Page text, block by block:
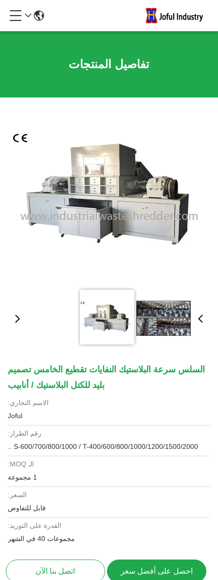
تفاصيل المنتجات
السلس سرعة البلاستيك النفايات تقطيع الخامس تصميم
بليد للكتل البلاستيك / أنابيب
الاسم التجاري:
Joful
رقم الطراز:
S-600/700/800/1000 / T-400/600/800/1000/1200/1500/2000 ..
الـ MOQ:
1 مجموعة
السعر:
قابل للتفاوض
القدرة على التوريد:
مجموعات 40 في الشهر
احصل على أفضل سعر اتصل بنا الآن